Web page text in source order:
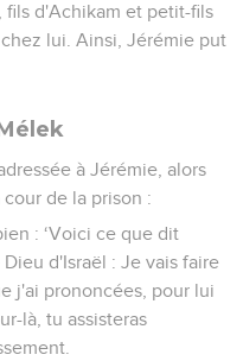
fils d'Achikam et petit-fils
lui. Ainsi, Jérémie put
à Jérémie, alors
de la prison :
: ‘Voici ce que dit
d'Israël : Je vais faire
j'ai prononcées, pour lui
là, tu assisteras